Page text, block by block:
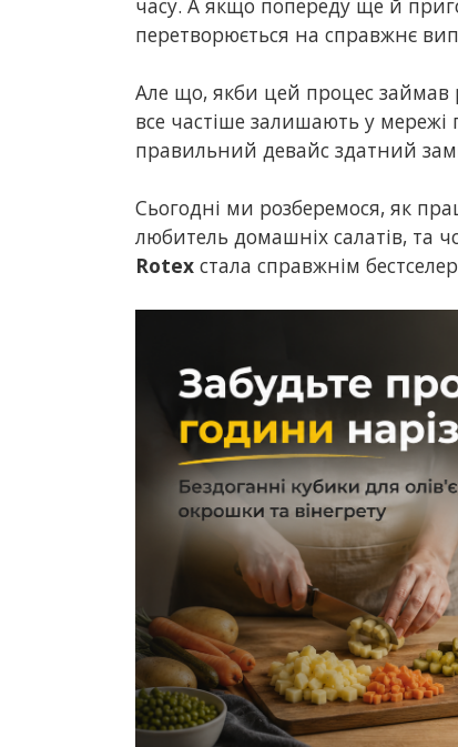
часу. А якщо попереду ще й
перетворюється на справжнє
Але що, якби цей процес займав
все частіше залишають у мережі
правильний девайс здатний
Сьогодні ми розберемося, як
любитель домашніх салатів, та
Rotex стала справжнім